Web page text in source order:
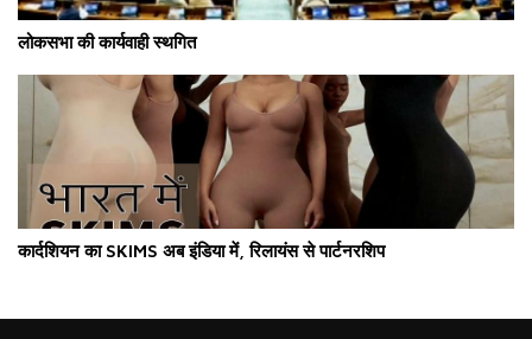
लोकसभा की कार्यवाही स्थगित
कार्दशियन का SKIMS अब इंडिया में, रिलायंस से पार्टनरशिप